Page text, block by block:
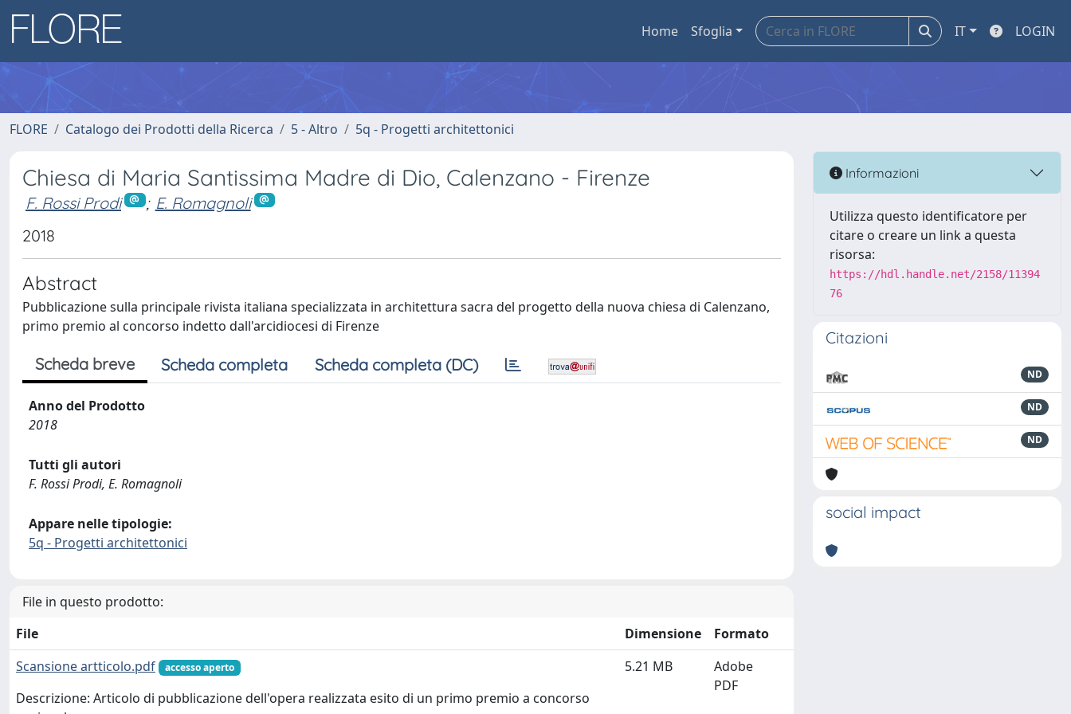
Home Sfoglia IT LOGIN
FLORE Catalogo dei Prodotti della Ricerca 5 - Altro 5q - Progetti architettonici
Chiesa di Maria Santissima Madre di Dio, Calenzano - Firenze
F. Rossi Prodi ; E. Romagnoli
2018
Abstract
Pubblicazione sulla principale rivista italiana specializzata in architettura sacra del progetto della nuova chiesa di Calenzano,
primo premio al concorso indetto dall'arcidiocesi di Firenze
Scheda breve Scheda completa Scheda completa (DC)
Anno del Prodotto
2018
Tutti gli autori
F. Rossi Prodi, E. Romagnoli
Appare nelle tipologie:
5q - Progetti architettonici
File in questo prodotto:
File
Dimensione
Formato
Scansione artticolo.pdf
accesso aperto
Descrizione: Articolo di pubblicazione dell'opera realizzata esito di un primo premio a concorso
5.21 MB
Adobe
PDF
Informazioni
Utilizza questo identificatore per
citare o creare un link a questa
risorsa:
https://hdl.handle.net/2158/11394
76
Citazioni
ND
ND
ND
social impact